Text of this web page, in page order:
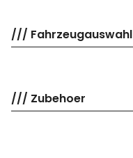
/// Fahrzeugauswahl
/// Zubehoer